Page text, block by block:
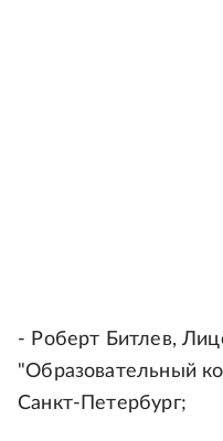
- Роберт Битлев,
"Образовательный
Санкт-Петербург;